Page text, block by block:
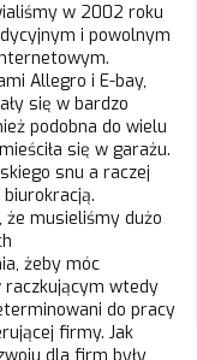
w 2002 roku
i powolnym
Allegro i E-bay,
się w bardzo
podobna do wielu
się w garażu.
snu a raczej
że musieliśmy dużo
żeby móc
wtedy
do pracy
firmy. Jak